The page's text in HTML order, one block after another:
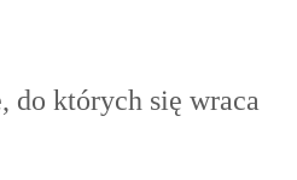
do których się wraca